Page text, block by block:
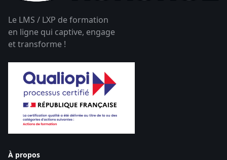
Le LMS / LXP de formation
en ligne qui captive, engage
et transforme !
À propos